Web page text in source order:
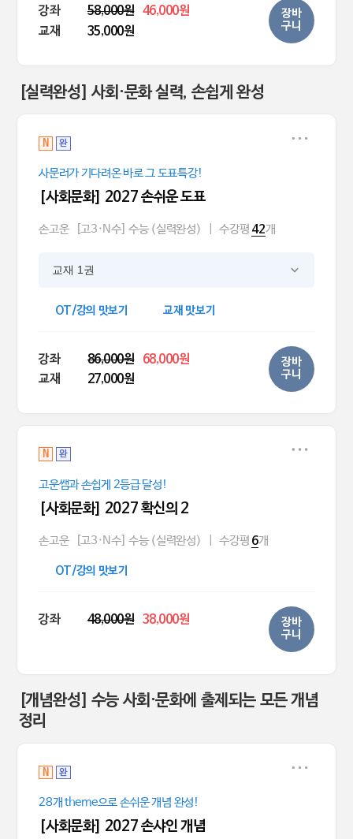
강좌 58,000원 46,000원
교재
35,000원
장바
구니
[실력완성] 사회·문화 실력, 손쉽게 완성
N 완
사문러가 기다려온 바로 그 도표특강!
[사회문화] 2027 손쉬운 도표
손고운 [고3·N수] 수능 (실력완성) 수강평 42개
교재 1권
OT/강의 맛보기 교재 맛보기
강좌 86,000원
68,000원
교재
27,000원
장바
구니
N 완
고운쌤과 손쉽게 2등급 달성!
[사회문화] 2027 확신의 2
손고운 [고3·N수] 수능 (실력완성) 수강평 6개
OT/강의 맛보기
강좌 48,000원 38,000원
장바
구니
[개념완성] 수능 사회·문화에 출제되는 모든 개념
정리
N 완
28개 theme으로 손쉬운 개념 완성!
[사회문화] 2027 손샤인 개념